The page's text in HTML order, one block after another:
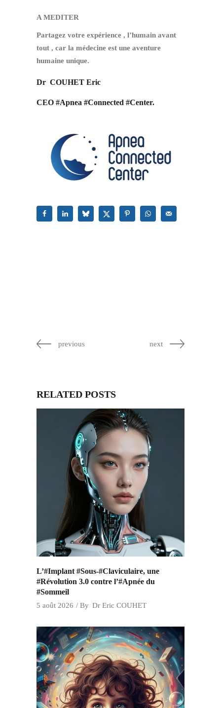
A MEDITER
Partagez votre expérience , l’humain avant
tout , car la médecine est une aventure
humaine unique.
Dr COUHET Eric
CEO #Apnea #Connected #Center.
previous next
RELATED POSTS
L’#Implant #Sous-#Claviculaire, une
#Révolution 3.0 contre l’#Apnée du
#Sommeil
5 août 2026 By Dr Eric COUHET